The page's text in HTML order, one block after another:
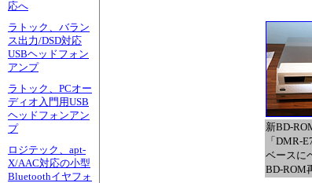
応へ
ラトック、バラン
ス出力/DSD対応
USBヘッドフォン
アンプ
ラトック、PCオー
ディオ入門用USB
ヘッドフォンアン
プ
ロジテック、apt-
X/AAC対応の小型
Bluetoothイヤフォ
新BD-
「DMR-
ベースに
BD-ROM